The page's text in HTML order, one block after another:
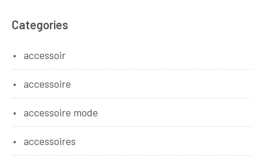
Categories
accessoir
accessoire
accessoire mode
accessoires